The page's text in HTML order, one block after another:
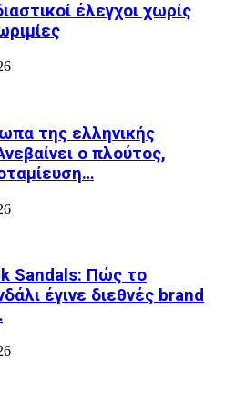
έλεγχοι χωρίς
της ελληνικής
ο πλούτος,
Sandals: Πώς το
έγινε διεθνές brand